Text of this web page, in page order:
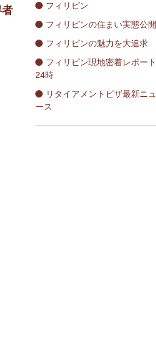
フィリピン
フィリピンの住まい実態公開
フィリピンの魅力を大追求
フィリピン現地密着レポート
24時
リタイアメントビザ最新ニュ
ース